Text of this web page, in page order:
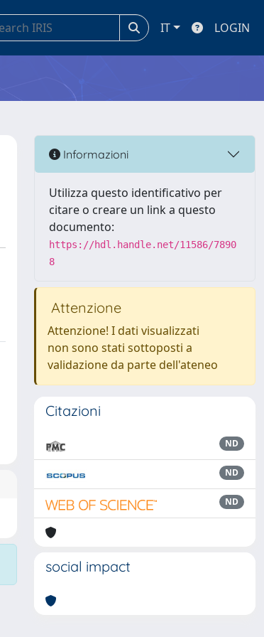
IT LOGIN
Informazioni
Utilizza questo identificativo per
citare o creare un link a questo
documento:
https://hdl.handle.net/11586/7890
8
Attenzione
Attenzione! I dati visualizzati
non sono stati sottoposti a
validazione da parte dell'ateneo
Citazioni
ND
ND
ND
social impact